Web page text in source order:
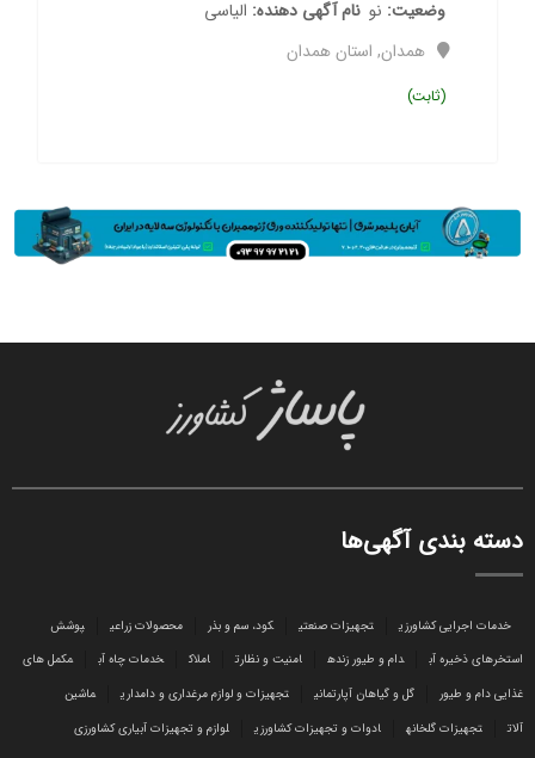
وضعیت نو نام آگهی دهنده الیاسی
همدان, استان همدان
(ثابت)
دسته بندی آگهی‌ها
خدمات اجرایی کشاورزی تجهیزات صنعتی کود، سم و بذر محصولات زراعی
پوشش
استخرهای ذخیره آب
دام و طیور زنده امنیت و نظارت املاک خدمات چاه آب
مکمل های
غذایی دام و طیور
گل و گیاهان آپارتمانی تجهیزات و لوازم مرغداری و دامداری
ماشین
آلات
تجهیزات گلخانه ادوات و تجهیزات کشاورزی لوازم و تجهیزات آبیاری کشاورزی